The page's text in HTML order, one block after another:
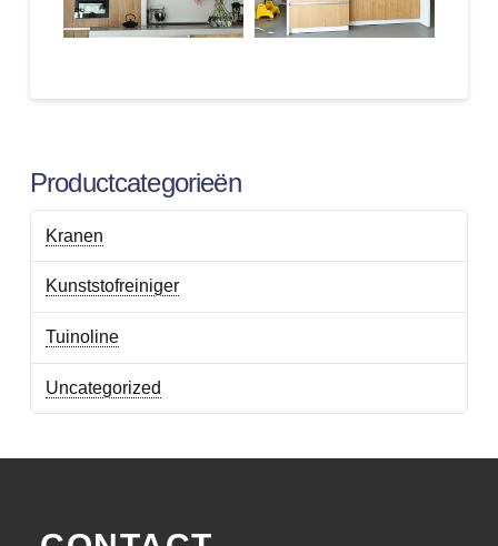
Productcategorieën
Kranen
Kunststofreiniger
Tuinoline
Uncategorized